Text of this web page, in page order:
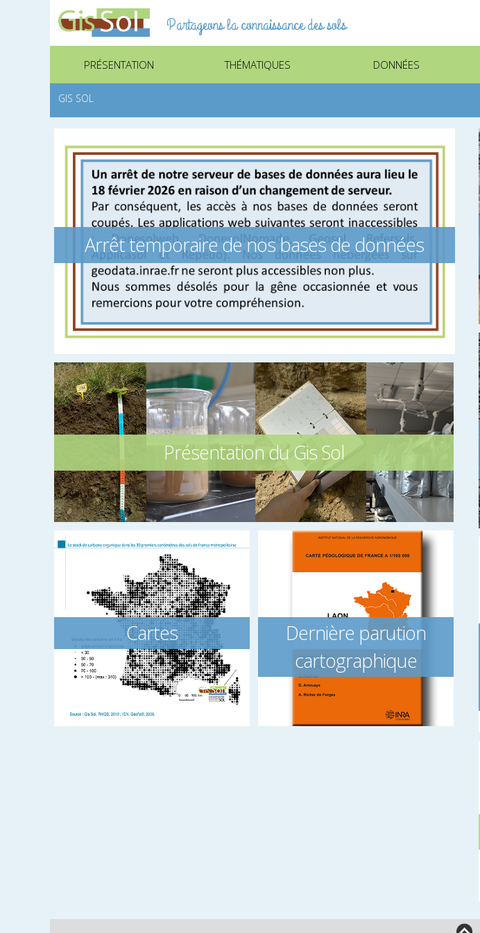
Partageons la connaissance des sols
PRÉSENTATION THÉMATIQUES DONNÉES
GIS SOL
Arrêt temporaire de nos bases de données
Présentation du Gis Sol
Cartes
Dernière parution
cartographique